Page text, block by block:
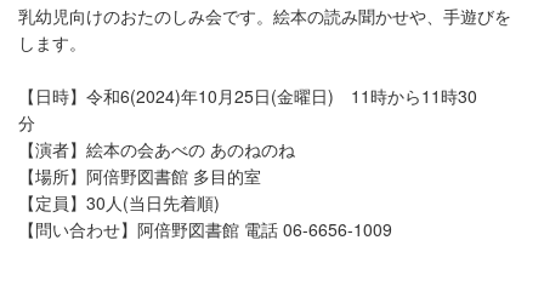
乳幼児向けのおたのしみ会です。絵本の読み聞かせや、手遊びを
します。
【日時】令和6(2024)年10月25日(金曜日) 11時から11時30
分
【演者】絵本の会あべの あのねのね
【場所】阿倍野図書館 多目的室
【定員】30人(当日先着順)
【問い合わせ】阿倍野図書館 電話 06-6656-1009